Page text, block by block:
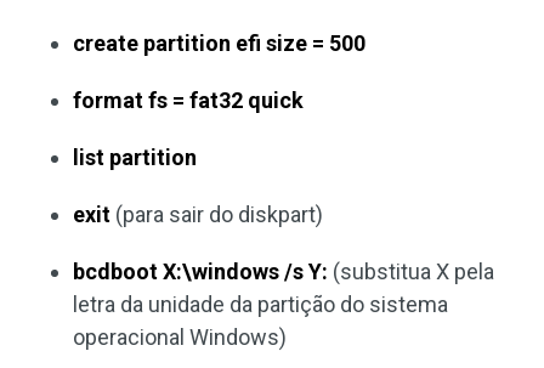
create partition efi size = 500
format fs = fat32 quick
list partition
exit (para sair do diskpart)
bcdboot X:\windows /s Y: (substitua X pela
letra da unidade da partição do sistema
operacional Windows)